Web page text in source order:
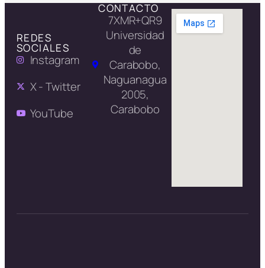
REDES
SOCIALES
Instagram
X - Twitter
YouTube
CONTACTO
7XMR+QR9
Universidad
de
Carabobo,
Naguanagua
2005,
Carabobo